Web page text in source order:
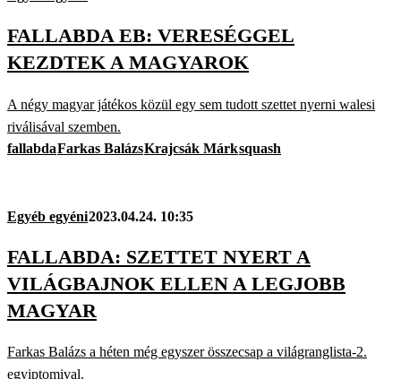
FALLABDA EB: VERESÉGGEL
KEZDTEK A MAGYAROK
A négy magyar játékos közül egy sem tudott szettet nyerni walesi
riválisával szemben.
fallabdaFarkas BalázsKrajcsák Márksquash
Egyéb egyéni2023.04.24. 10:35
FALLABDA: SZETTET NYERT A
VILÁGBAJNOK ELLEN A LEGJOBB
MAGYAR
Farkas Balázs a héten még egyszer összecsap a világranglista-2.
egyiptomival.